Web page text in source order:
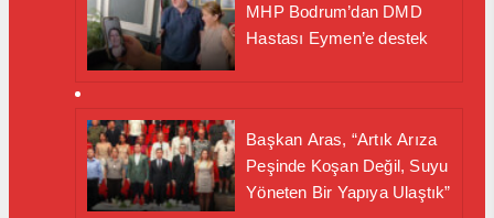
MHP Bodrum’dan DMD
Hastası Eymen’e destek
Başkan Aras, “Artık Arıza
Peşinde Koşan Değil, Suyu
Yöneten Bir Yapıya Ulaştık”